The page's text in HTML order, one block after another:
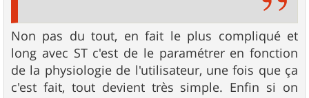
Non pas du tout, en fait le plus compliqué et
long avec ST c'est de le paramétrer en fonction
de la physiologie de l'utilisateur, une fois que ça
c'est fait, tout devient très simple. Enfin si on